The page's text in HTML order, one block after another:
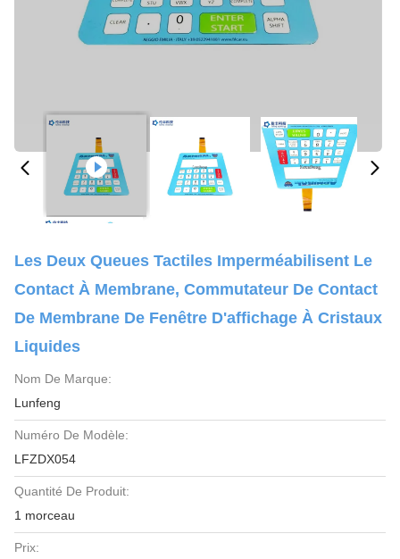
Les Deux Queues Tactiles Imperméabilisent Le
Contact À Membrane, Commutateur De Contact
De Membrane De Fenêtre D'affichage À Cristaux
Liquides
Nom De Marque:
Lunfeng
Numéro De Modèle:
LFZDX054
Quantité De Produit:
1 morceau
Prix: